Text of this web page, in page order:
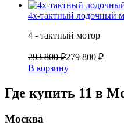
4х-тактный лодочный
4 - тактный мотор
293 800 ₽279 800 ₽
В корзину
Где купить 11 в
Москва